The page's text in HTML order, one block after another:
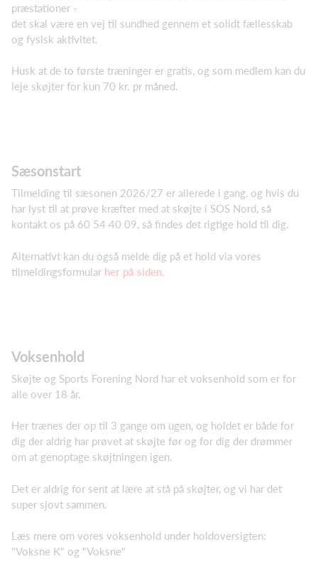
præstationer -
det skal være en vej til sundhed gennem et solidt fællesskab
og fysisk aktivitet.
Husk at de to første træninger er gratis, og som medlem kan du
leje skøjter for kun 70 kr. pr måned.
Sæsonstart
Tilmelding til sæsonen 2026/27 er allerede i gang, og hvis du
har lyst til at prøve kræfter med at skøjte i SOS Nord, så
kontakt os på 60 54 40 09, så findes det rigtige hold til dig.
Alternativt kan du også melde dig på et hold via vores
tilmeldingsformular her på siden.
Voksenhold
Skøjte og Sports Forening Nord har et voksenhold som er for
alle over 18 år.
Her trænes der op til 3 gange om ugen, og holdet er både for
dig der aldrig har prøvet at skøjte før og for dig der drømmer
om at genoptage skøjtningen igen.
Det er aldrig for sent at lære at stå på skøjter, og vi har det
super sjovt sammen.
Læs mere om vores voksenhold under holdoversigten:
"Voksne K" og "Voksne"